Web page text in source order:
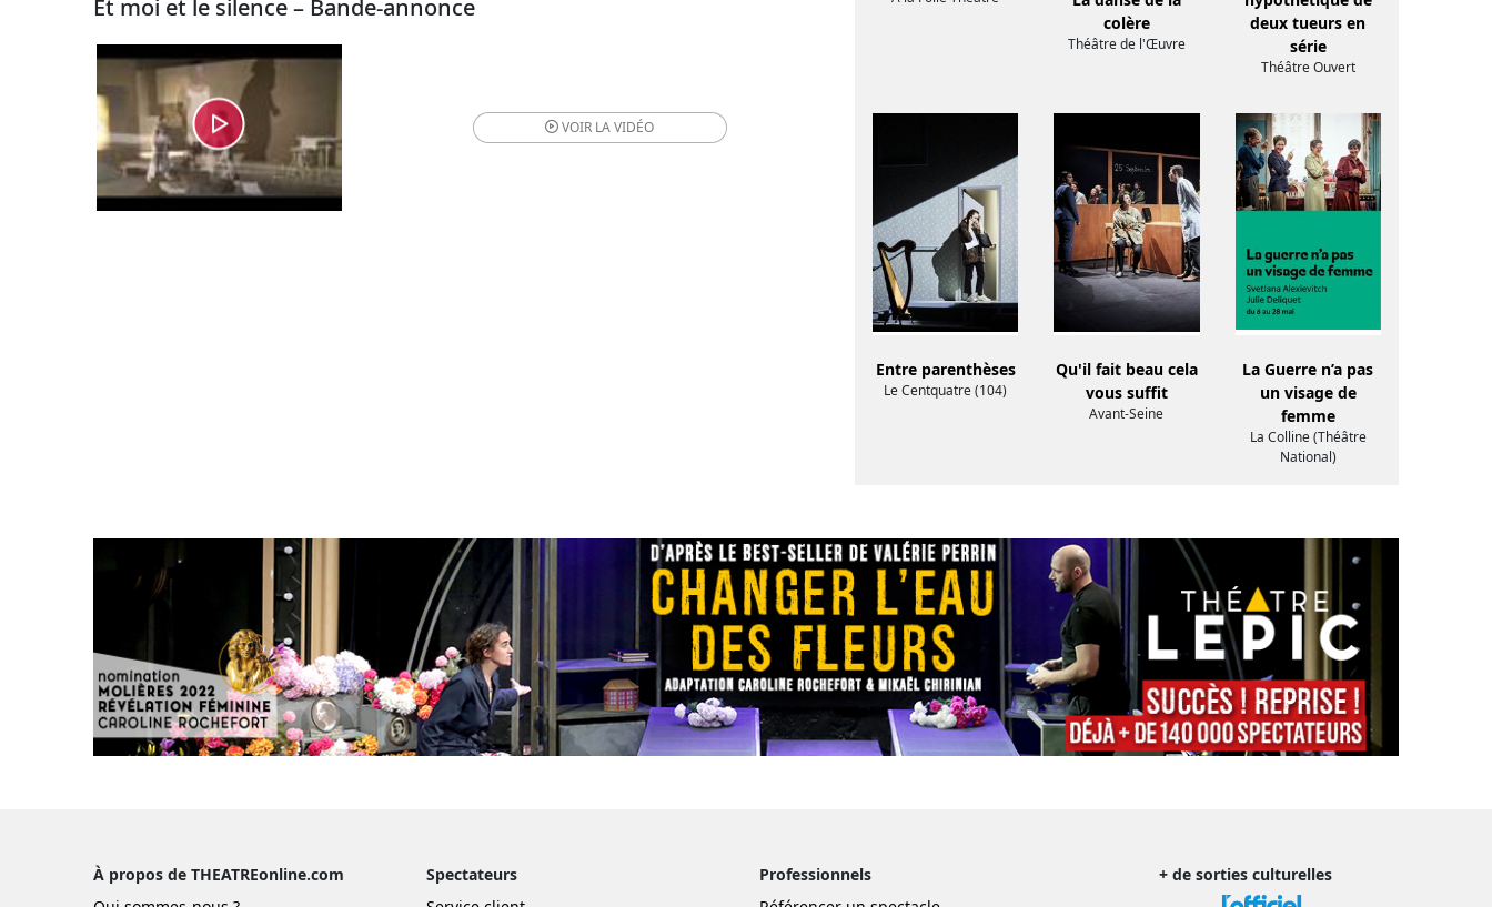
Et moi et le silence – Bande-annonce
VOIR LAVIDÉO
colère
Théâtre de l'Œuvre
deux tueurs en
série
Théâtre Ouvert
Entre parenthèses
Le Centquatre (104)
Qu'il fait beau cela
vous suffit
Avant-Seine
La Guerre n’a pas
un visage de
femme
La Colline (Théâtre
National)
À propos de THEATREonline.com
Spectateurs
Professionnels
+ de sorties culturelles